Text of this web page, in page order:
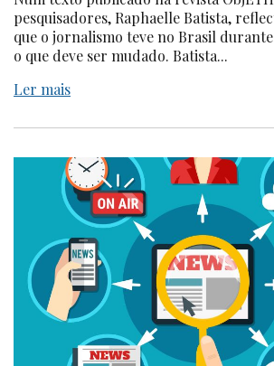
pesquisadores, Raphaelle Batista,
que o jornalismo teve no Brasil durante
o que deve ser mudado. Batista...
Ler mais